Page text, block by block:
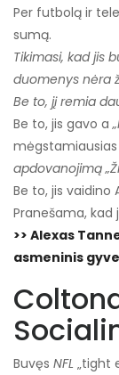
Per futbolą ir
sumą.
Tikimasi, kad jis
duomenys nėra
Be to, jį remia
Be to, jis gavo a
apdovanojimą
Be to, jis vaidino
Pranešama, kad
>> Alexas
asmeninis
Buvęs NFL „tight